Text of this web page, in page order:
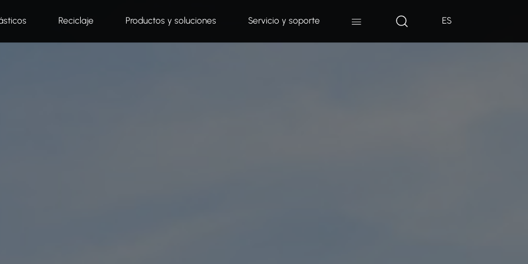
Reciclaje Productos y soluciones Servicio y soporte ES